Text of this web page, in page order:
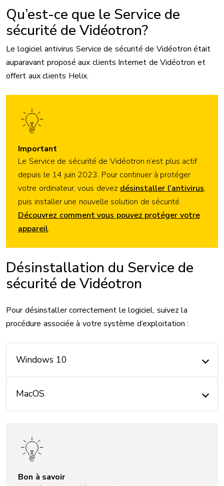
Qu’est-ce que le Service de
sécurité de Vidéotron?
Le logiciel antivirus Service de sécurité de Vidéotron était
auparavant proposé aux clients Internet de Vidéotron et
offert aux clients Helix.
Important
Le Service de sécurité de Vidéotron n’est plus actif
depuis le 14 juin 2023. Pour continuer à protéger
votre ordinateur, vous devez désinstaller l’antivirus,
puis installer une nouvelle solution de sécurité.
Découvrez comment vous pouvez protéger votre
appareil.
Désinstallation du Service de
sécurité de Vidéotron
Pour désinstaller correctement le logiciel, suivez la
procédure associée à votre système d’exploitation :
Windows 10
MacOS
Bon à savoir